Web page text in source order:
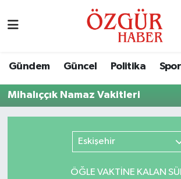
Gündem Güncel Politika Spor
Mihalıççık Namaz Vakitleri
Eskişehir
ÖĞLE VAKTİNE KALAN
Ekonomi
Nöbetçi Eczaneler
Trafik Durumu